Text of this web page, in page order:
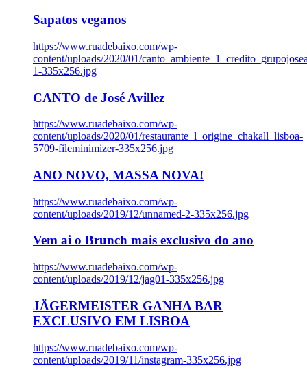
Sapatos veganos
https://www.ruadebaixo.com/wp-
content/uploads/2020/01/
1-335x256.jpg
CANTO de José Avillez
https://www.ruadebaixo.com/wp-
content/uploads/2020/01/restaurante_l_origine_chakall_lisboa-
5709-fileminimizer-335x256.jpg
ANO NOVO, MASSA NOVA!
https://www.ruadebaixo.com/wp-
content/uploads/2019/12/unnamed-2-335x256.jpg
Vem ai o Brunch mais exclusivo do ano
https://www.ruadebaixo.com/wp-
content/uploads/2019/12/jag01-335x256.jpg
JÄGERMEISTER GANHA BAR
EXCLUSIVO EM LISBOA
https://www.ruadebaixo.com/wp-
content/uploads/2019/11/instagram-335x256.jpg